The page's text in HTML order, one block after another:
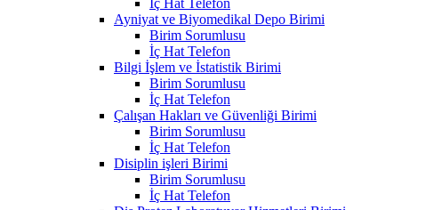
Ayniyat ve Biyomedikal Depo Birimi
Birim Sorumlusu
İç Hat Telefon
Bilgi İşlem ve İstatistik Birimi
Birim Sorumlusu
İç Hat Telefon
Çalışan Hakları ve Güvenliği Birimi
Birim Sorumlusu
İç Hat Telefon
Disiplin işleri Birimi
Birim Sorumlusu
İç Hat Telefon